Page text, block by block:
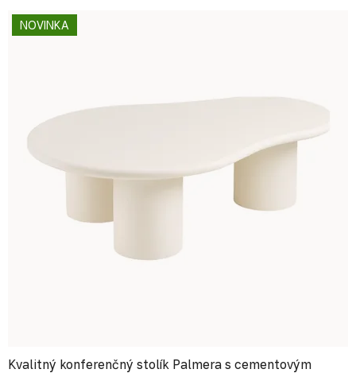
NOVINKA
Kvalitný konferenčný stolík Palmera s cementovým